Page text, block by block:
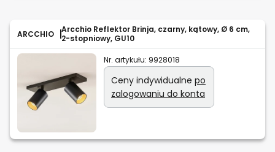
ARCCHIO
Arcchio Reflektor Brinja, czarny, kątowy, Ø 6 cm,
2-stopniowy, GU10
Nr. artykułu: 9928018
Ceny indywidualne po
zalogowaniu do konta